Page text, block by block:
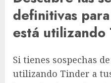
definitivas
está utilizando
Si tienes sospechas
utilizando Tinder a